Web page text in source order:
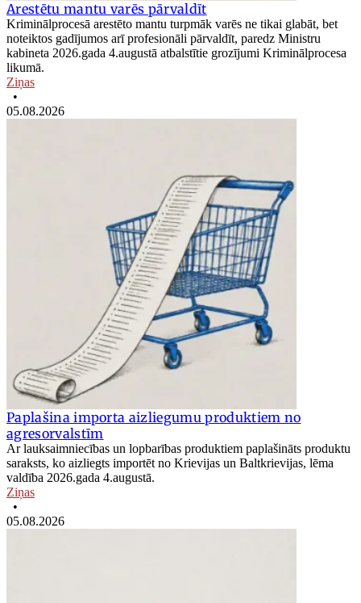
Arestētu mantu varēs pārvaldīt
Kriminālprocesā arestēto mantu turpmāk varēs ne tikai glabāt, bet
noteiktos gadījumos arī profesionāli pārvaldīt, paredz Ministru
kabineta 2026.gada 4.augustā atbalstītie grozījumi Kriminālprocesa
likumā.
Ziņas
•
05.08.2026
Paplašina importa aizliegumu produktiem no
agresorvalstīm
Ar lauksaimniecības un lopbarības produktiem paplašināts produktu
saraksts, ko aizliegts importēt no Krievijas un Baltkrievijas, lēma
valdība 2026.gada 4.augustā.
Ziņas
•
05.08.2026